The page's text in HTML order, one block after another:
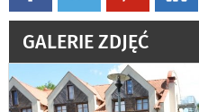
GALERIE ZDJĘĆ